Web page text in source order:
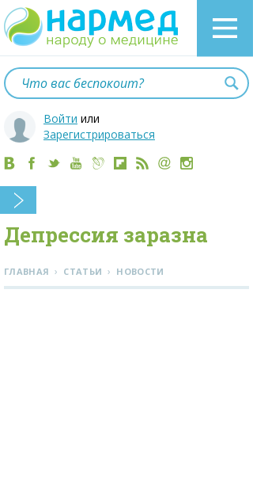
Войти или
Зарегистрироваться
Депрессия заразна
ГЛАВНАЯ › СТАТЬИ › НОВОСТИ